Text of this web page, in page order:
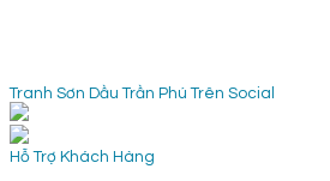
Tranh Sơn Dầu Trần Phú Trên Social
Hỗ Trợ Khách Hàng